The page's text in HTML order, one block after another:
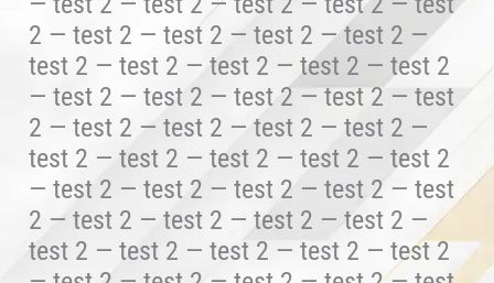
2 — test 2 — test 2 — test 2 — test 2 —
test 2 — test 2 — test 2 — test 2 — test 2
— test 2 — test 2 — test 2 — test 2 — test
2 — test 2 — test 2 — test 2 — test 2 —
test 2 — test 2 — test 2 — test 2 — test 2
— test 2 — test 2 — test 2 — test 2 — test
2 — test 2 — test 2 — test 2 — test 2 —
test 2 — test 2 — test 2 — test 2 — test 2